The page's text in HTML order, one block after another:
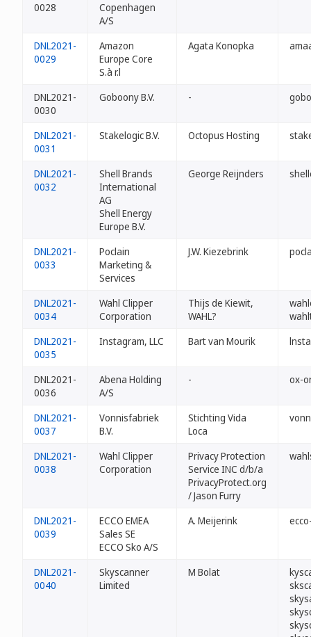
0028
Copenhagen
A/S
DNL2021-
0029
Amazon
Europe Core
S.à r.l
Agata Konopka
DNL2021-
0030
Goboony B.V. -
DNL2021-
0031
Stakelogic B.V. Octopus Hosting
DNL2021-
0032
Shell Brands
International
AG
Shell Energy
Europe B.V.
George Reijnders
DNL2021-
0033
Poclain
Marketing &
Services
J.W. Kiezebrink
DNL2021-
0034
Wahl Clipper
Corporation
Thijs de Kiewit,
WAHL?
DNL2021-
0035
Instagram, LLC Bart van Mourik
DNL2021-
0036
Abena Holding
A/S
- ox-
DNL2021-
0037
Vonnisfabriek
B.V.
Stichting Vida
Loca
DNL2021-
0038
Wahl Clipper
Corporation
Privacy Protection
Service INC d/b/a
PrivacyProtect.org
/ Jason Furry
DNL2021-
0039
ECCO EMEA
Sales SE
ECCO Sko A/S
A. Meijerink
DNL2021-
0040
Skyscanner
Limited
M Bolat